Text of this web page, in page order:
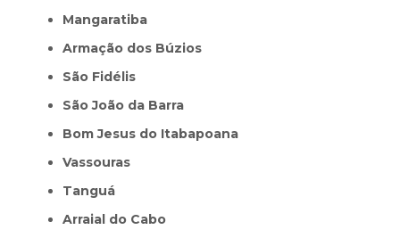
Mangaratiba
Armação dos Búzios
São Fidélis
São João da Barra
Bom Jesus do Itabapoana
Vassouras
Tanguá
Arraial do Cabo